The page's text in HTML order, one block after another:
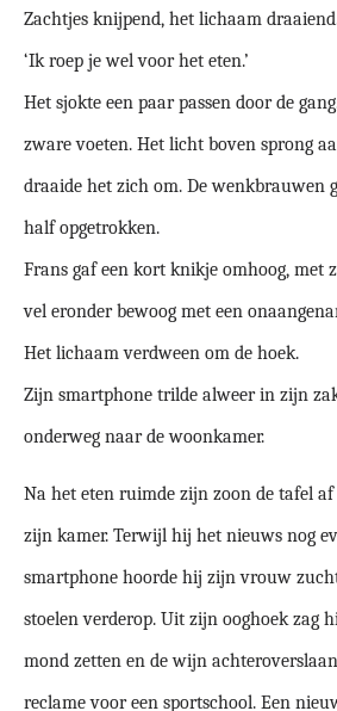
Zachtjes knijpend, het lichaam
‘Ik roep je wel voor het eten.’
Het sjokte een paar passen door de
zware voeten. Het licht boven sprong
draaide het zich om. De wenkbrauwen
half opgetrokken.
Frans gaf een kort knikje omhoog, met
vel eronder bewoog met een
Het lichaam verdween om de hoek.
Zijn smartphone trilde alweer in zijn
onderweg naar de woonkamer.
Na het eten ruimde zijn zoon de tafel
zijn kamer. Terwijl hij het nieuws nog
smartphone hoorde hij zijn vrouw
stoelen verderop. Uit zijn ooghoek zag
mond zetten en de wijn
reclame voor een sportschool. Een